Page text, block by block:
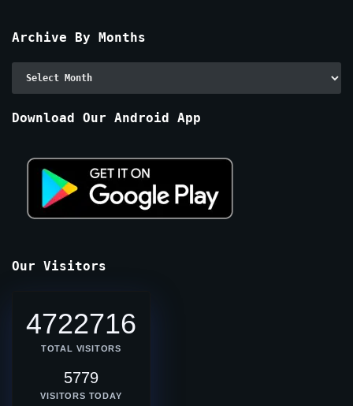
Archive By Months
Archive
Download Our Android App
Our Visitors
4722716
TOTAL VISITORS
5779
VISITORS TODAY